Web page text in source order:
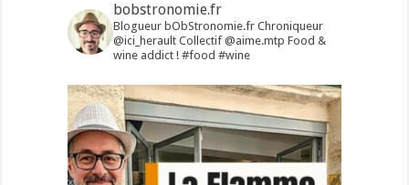
bobstronomie.fr
Blogueur bObStronomie.fr Chroniqueur
@ici_heraultCollectif @aime.mtp Food &
wine addict !#food #wine